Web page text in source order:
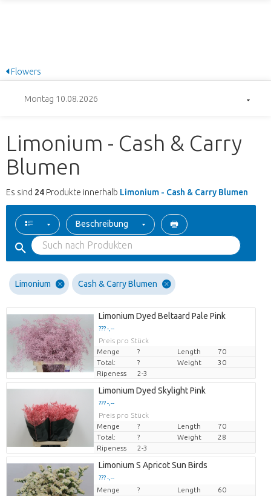
Flowers
Montag 10.08.2026
Limonium - Cash & Carry
Blumen
Es sind 24 Produkte innerhalb Limonium - Cash & Carry Blumen
Beschreibung
Limonium Cash & Carry Blumen
Limonium Dyed Beltaard Pale Pink
??? -,--
Preis pro Stück
Menge
? Length
70
Total:
? Weight
30
Ripeness
2-3
Limonium Dyed Skylight Pink
??? -,--
Preis pro Stück
Menge
? Length
70
Total:
? Weight
28
Ripeness
2-3
Limonium S Apricot Sun Birds
??? -,--
Preis pro Stück
Menge ? Length
60